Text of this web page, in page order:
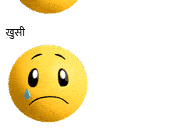
खुसी